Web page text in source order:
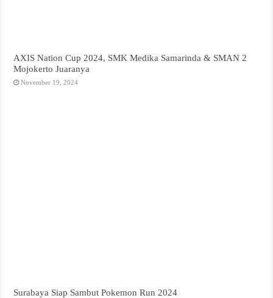
AXIS Nation Cup 2024, SMK Medika Samarinda & SMAN 2
Mojokerto Juaranya
November 19, 2024
Surabaya Siap Sambut Pokemon Run 2024